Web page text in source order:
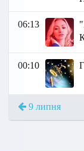
06:13
00:10
9 липня